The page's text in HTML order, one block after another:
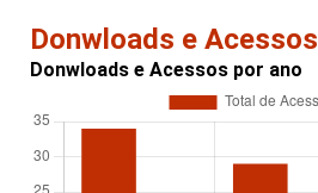
Donwloads e Acessos
Donwloads e Acessos por ano